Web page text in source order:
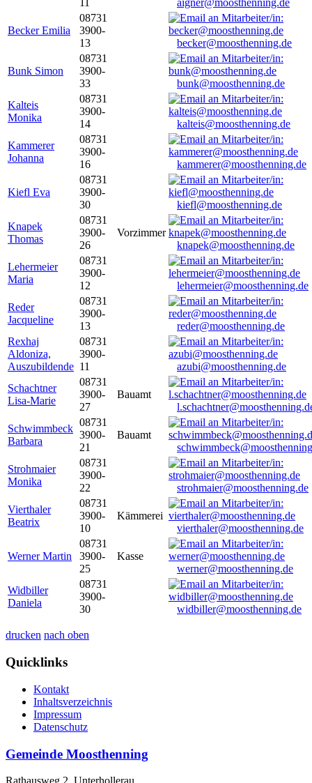
aigner@moosthenning.de
Becker Emilia
08731
3900-
13
becker@moosthenning.de
Bunk Simon
08731
3900-
33
bunk@moosthenning.de
Kalteis
Monika
08731
3900-
14
kalteis@moosthenning.de
Kammerer
Johanna
08731
3900-
16
kammerer@moosthenning.de
Kiefl Eva
08731
3900-
30
kiefl@moosthenning.de
Knapek
Thomas
08731
3900-
26
Vorzimmer
knapek@moosthenning.de
Lehermeier
Maria
08731
3900-
12
lehermeier@moosthenning.de
Reder
Jacqueline
08731
3900-
13
reder@moosthenning.de
Rexhaj
Aldoniza,
Auszubildende
08731
3900-
11
azubi@moosthenning.de
Schachtner
Lisa-Marie
08731
3900-
27
Bauamt
Schwimmbeck
Barbara
08731
3900-
21
Bauamt
Strohmaier
Monika
08731
3900-
22
strohmaier@moosthenning.de
Vierthaler
Beatrix
08731
3900-
10
Kämmerei
vierthaler@moosthenning.de
Werner Martin
08731
3900-
25
Kasse
werner@moosthenning.de
Widbiller
Daniela
08731
3900-
30
widbiller@moosthenning.de
drucken nach oben
Quicklinks
Kontakt
Inhaltsverzeichnis
Impressum
Datenschutz
Gemeinde Moosthenning